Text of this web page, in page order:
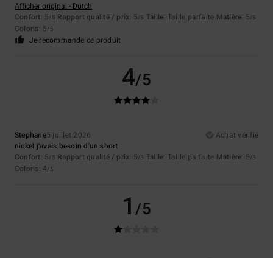
Afficher original - Dutch
Confort: 5/5 Rapport qualité / prix: 5/5 Taille: Taille parfaite Matière: 5/5
Coloris: 5/5
Je recommande ce produit
4/5
Stephane5 juillet 2026
Achat vérifié
nickel j'avais besoin d'un short
Confort: 5/5 Rapport qualité / prix: 5/5 Taille: Taille parfaite Matière: 5/5
Coloris: 4/5
1/5